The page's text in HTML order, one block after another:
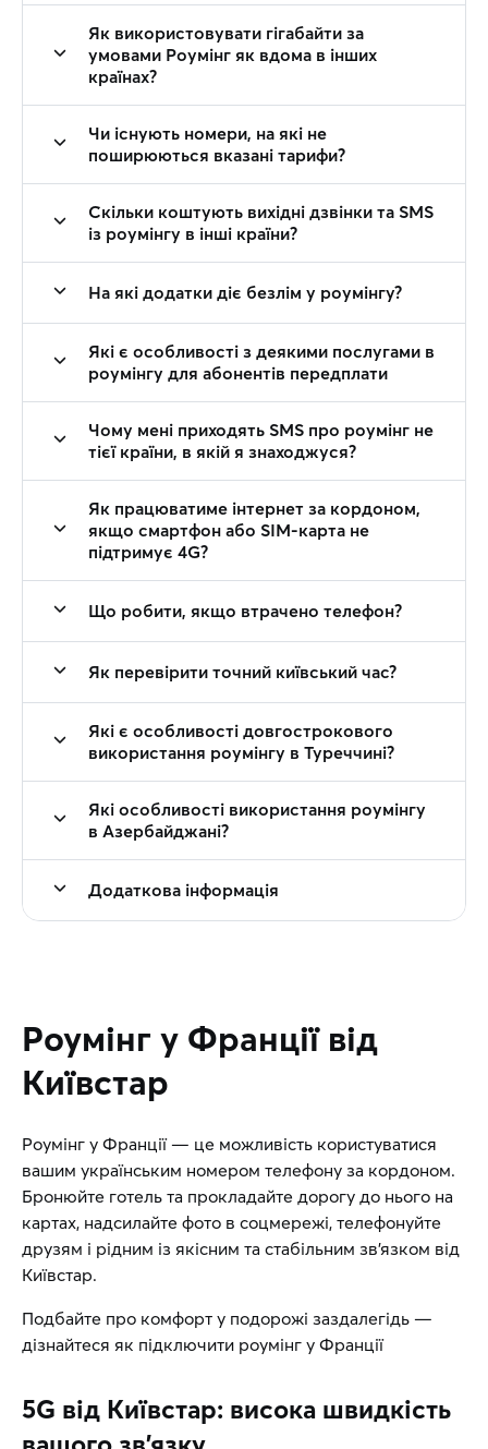
Як використовувати гігабайти за
умовами Роумінг як вдома в інших
країнах?
Чи існують номери, на які не
поширюються вказані тарифи?
Скільки коштують вихідні дзвінки та SMS
із роумінгу в інші країни?
На які додатки діє безлім у роумінгу?
Які є особливості з деякими послугами в
роумінгу для абонентів передплати
Чому мені приходять SMS про роумінг не
тієї країни, в якій я знаходжуся?
Як працюватиме інтернет за кордоном,
якщо смартфон або SIM-карта не
підтримує 4G?
Що робити, якщо втрачено телефон?
Як перевірити точний київський час?
Які є особливості довгострокового
використання роумінгу в Туреччині?
Які особливості використання роумінгу
в Азербайджані?
Додаткова інформація
Роумінг у Франції від
Київстар
Роумінг у Франції — це можливість користуватися
вашим українським номером телефону за кордоном.
Бронюйте готель та прокладайте дорогу до нього на
картах, надсилайте фото в соцмережі, телефонуйте
друзям і рідним із якісним та стабільним зв’язком від
Київстар.
Подбайте про комфорт у подорожі заздалегідь —
дізнайтеся як підключити роумінг у Франції
5G від Київстар: висока швидкість